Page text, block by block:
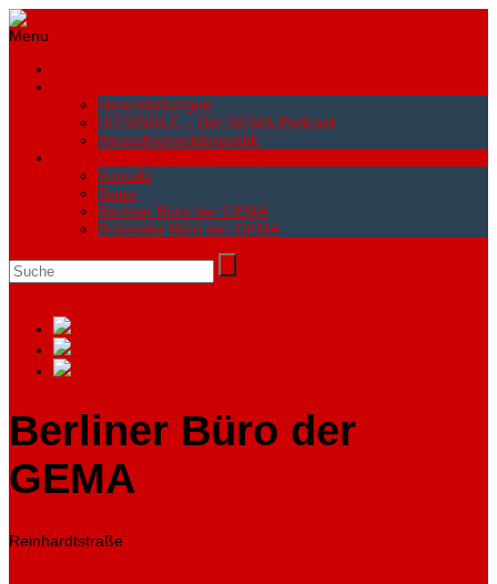
Menu
Veranstaltungen
HITSINGLE – Der GEMA-Podcast
#marathonmitderpolitik
Kontakt
Team
Berliner Büro der GEMA
Brüsseler Büro der GEMA
Berliner Büro der
GEMA
Reinhardtstraße